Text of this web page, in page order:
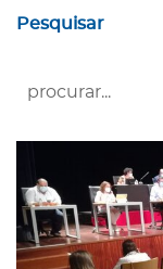
Pesquisar